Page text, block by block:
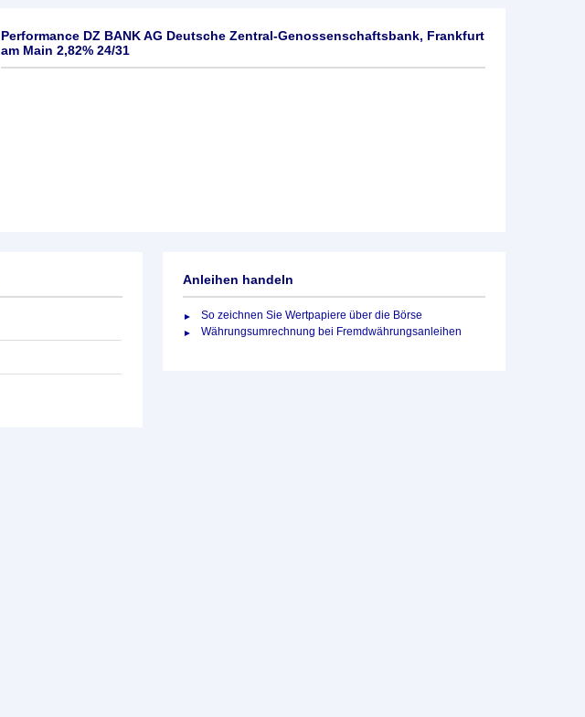
Performance DZ BANK AG Deutsche Zentral-Genossenschaftsbank, Frankfurt
am Main 2,82% 24/31
Anleihen handeln
So zeichnen Sie Wertpapiere über die Börse
Währungsumrechnung bei Fremdwährungsanleihen